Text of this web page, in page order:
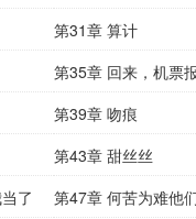
第31章 算计
第35章 回来，机票
第39章 吻痕
第43章 甜丝丝
了
第47章 何苦为难他